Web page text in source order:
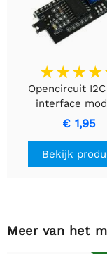
Opencircuit I2C
interface
€ 1,95
Bekijk
Meer van het